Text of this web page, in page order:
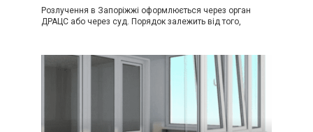
Розлучення в Запоріжжі оформлюється через орган
ДРАЦС або через суд. Порядок залежить від того,